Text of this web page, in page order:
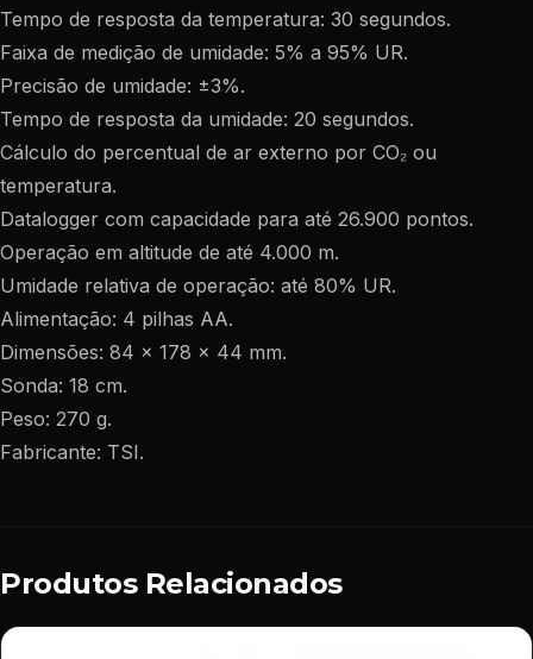
Tempo de resposta da temperatura: 30 segundos.
Faixa de medição de umidade: 5% a 95% UR.
Precisão de umidade: ±3%.
Tempo de resposta da umidade: 20 segundos.
Cálculo do percentual de ar externo por CO₂ ou
temperatura.
Datalogger com capacidade para até 26.900 pontos.
Operação em altitude de até 4.000 m.
Umidade relativa de operação: até 80% UR.
Alimentação: 4 pilhas AA.
Dimensões: 84 x 178 x 44 mm.
Sonda: 18 cm.
Peso: 270 g.
Fabricante: TSI.
Produtos Relacionados